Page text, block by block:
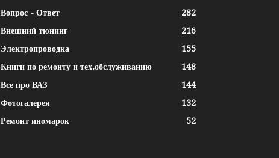
Вопрос - Ответ
282
Внешний тюнинг
216
Электропроводка
155
Книги по ремонту и тех.обслуживанию
148
Все про ВАЗ
144
Фотогалерея
132
Ремонт иномарок
52